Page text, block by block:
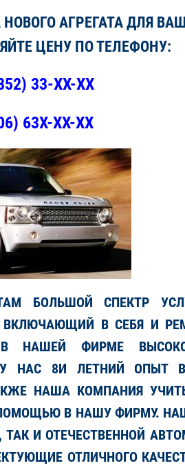
АГРЕГАТА ДЛЯ
ЦЕНУ ПО ТЕЛЕФОНУ:
33-XX-XX
63X-XX-XX
БОЛЬШОЙ СПЕКТР
ВКЛЮЧАЮЩИЙ В СЕБЯ И
В НАШЕЙ ФИРМЕ
НАС 8И ЛЕТНИЙ ОПЫТ
НАША КОМПАНИЯ
В НАШУ ФИРМУ.
И ОТЕЧЕСТВЕННОЙ
ОТЛИЧНОГО